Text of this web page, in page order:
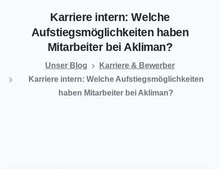
Karriere intern: Welche
Aufstiegsmöglichkeiten haben
Mitarbeiter bei Akliman?
Unser Blog
Karriere & Bewerber
Karriere intern: Welche Aufstiegsmöglichkeiten
haben Mitarbeiter bei Akliman?